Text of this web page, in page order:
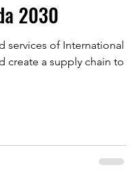
2030
services of International
create a supply chain to